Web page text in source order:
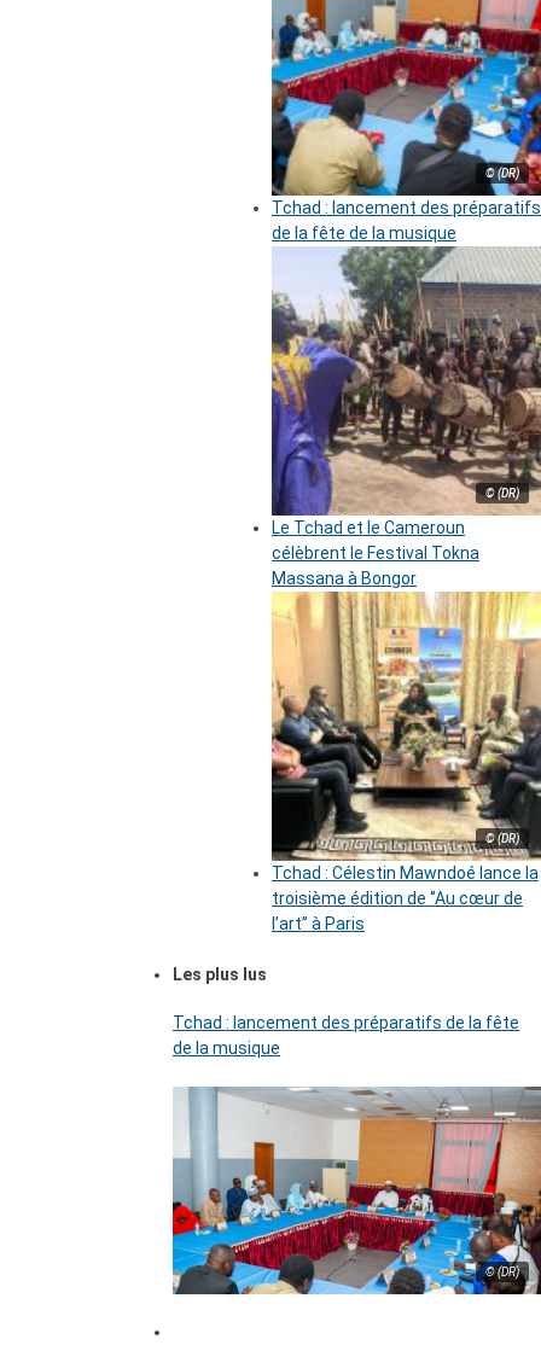
© (DR)
Tchad : lancement des préparatifs
de la fête de la musique
© (DR)
Le Tchad et le Cameroun
célèbrent le Festival Tokna
Massana à Bongor
© (DR)
Tchad : Célestin Mawndoé lance la
troisième édition de ‘’Au cœur de
l’art’’ à Paris
Les plus lus
Tchad : lancement des préparatifs de la fête
de la musique
© (DR)